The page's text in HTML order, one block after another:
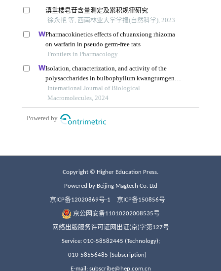
Copyright © Higher Education Press.
Powered by Beijing Magtech Co. Ltd
京ICP备12020869号-1 京ICP备150856号
京公网安备11010202008535号
网络出版服务许可证网出证(京)字第127号
Service: 010-58582445 (Technology);
010-58556485 (Subscription)
E-mail: subscribe@hep.com.cn